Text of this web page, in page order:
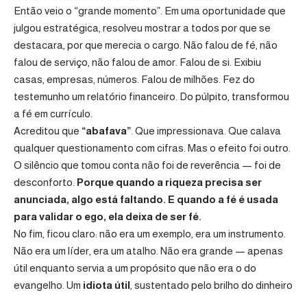
Então veio o “grande momento”. Em uma oportunidade que
julgou estratégica, resolveu mostrar a todos por que se
destacara, por que merecia o cargo. Não falou de fé, não
falou de serviço, não falou de amor. Falou de si. Exibiu
casas, empresas, números. Falou de milhões. Fez do
testemunho um relatório financeiro. Do púlpito, transformou
a fé em currículo.
Acreditou que “abafava” . Que impressionava. Que calava
qualquer questionamento com cifras. Mas o efeito foi outro.
O silêncio que tomou conta não foi de reverência — foi de
desconforto. Porque quando a riqueza precisa ser
anunciada, algo está faltando. E quando a fé é usada
para validar o ego, ela deixa de ser fé.
No fim, ficou claro: não era um exemplo, era um instrumento.
Não era um líder, era um atalho. Não era grande — apenas
útil enquanto servia a um propósito que não era o do
evangelho. Um idiota útil , sustentado pelo brilho do dinheiro